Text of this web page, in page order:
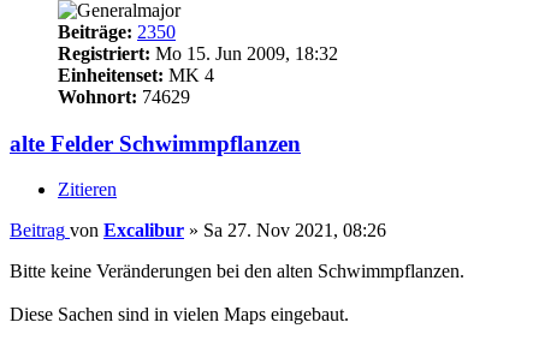
Beiträge: 2350
Registriert: Mo 15. Jun 2009, 18:32
Einheitenset: MK 4
Wohnort: 74629
alte Felder Schwimmpflanzen
Zitieren
Beitrag von Excalibur » Sa 27. Nov 2021, 08:26
Bitte keine Veränderungen bei den alten Schwimmpflanzen.
Diese Sachen sind in vielen Maps eingebaut.